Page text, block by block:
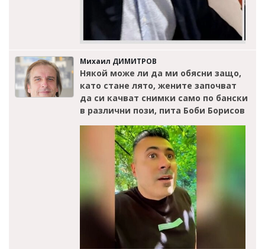
Михаил ДИМИТРОВ
Някой може ли да ми обясни защо,
като стане лято, жените започват
да си качват снимки само по бански
в различни пози, пита Боби Борисов